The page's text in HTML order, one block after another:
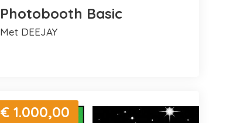
Photobooth Basic
met DEEJAY
€ 1.000,00